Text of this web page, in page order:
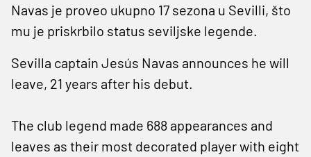
Navas je proveo ukupno 17 sezona u Sevilli, što
mu je priskrbilo status seviljske legende.
Sevilla captain Jesús Navas announces he will
leave, 21 years after his debut.
The club legend made 688 appearances and
leaves as their most decorated player with eight